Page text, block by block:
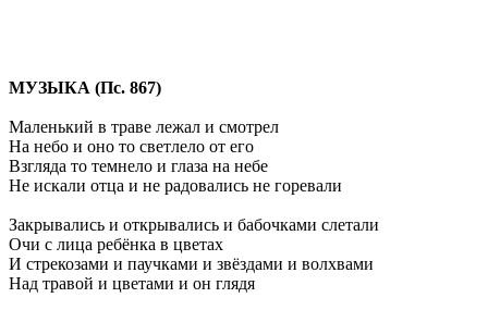
МУЗЫКА (Пс. 867)
Маленький в траве лежал и смотрел
На небо и оно то светлело от его
Взгляда то темнело и глаза на небе
Не искали отца и не радовались не горевали
Закрывались и открывались и бабочками слетали
Очи с лица ребёнка в цветах
И стрекозами и паучками и звёздами и волхвами
Над травой и цветами и он глядя